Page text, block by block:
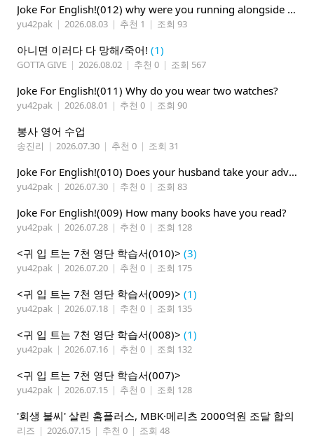
Joke For English!(012) why were you running alongside your bike
yu42pak | 2026.08.03 | 추천 1 | 조회 93
아니면 이러다 다 망해/죽어! (1)
GOTTA GIVE | 2026.08.02 | 추천 0 | 조회 567
Joke For English!(011) Why do you wear two watches?
yu42pak | 2026.08.01 | 추천 0 | 조회 90
봉사 영어 수업
송진리 | 2026.07.30 | 추천 0 | 조회 31
Joke For English!(010) Does your husband take your advice ?
yu42pak | 2026.07.30 | 추천 0 | 조회 83
Joke For English!(009) How many books have you read?
yu42pak | 2026.07.28 | 추천 0 | 조회 128
<귀 입 트는 7천 영단 학습서(010)> (3)
yu42pak | 2026.07.20 | 추천 0 | 조회 175
<귀 입 트는 7천 영단 학습서(009)> (1)
yu42pak | 2026.07.18 | 추천 0 | 조회 135
<귀 입 트는 7천 영단 학습서(008)> (1)
yu42pak | 2026.07.16 | 추천 0 | 조회 132
<귀 입 트는 7천 영단 학습서(007)>
yu42pak | 2026.07.15 | 추천 0 | 조회 128
'회생 불씨' 살린 홈플러스, MBK·메리츠 2000억원 조달 합의
리즈 | 2026.07.15 | 추천 0 | 조회 48